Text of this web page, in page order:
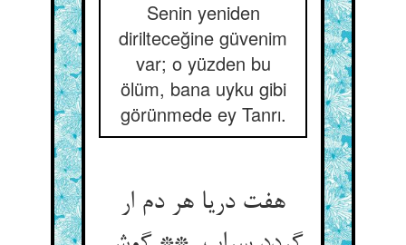
Senin yeniden
dirilteceğine güvenim
var; o yüzden bu
ölüm, bana uyku gibi
görünmede ey Tanrı.
هفت دریا هر دم ار